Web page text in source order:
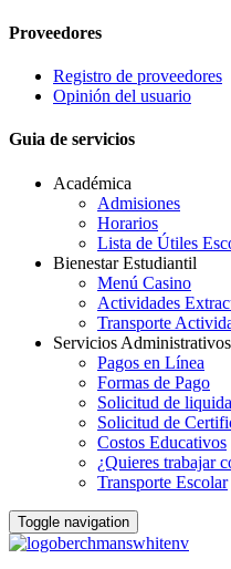
Proveedores
Registro de proveedores
Opinión del usuario
Guia de servicios
Académica
Admisiones
Horarios
Lista de Útiles
Bienestar Estudiantil
Menú Casino
Actividades
Transporte
Servicios Administrativos
Pagos en Línea
Formas de Pago
Solicitud de
Solicitud de
Costos Educativos
¿Quieres trabajar
Transporte Escolar
Toggle navigation